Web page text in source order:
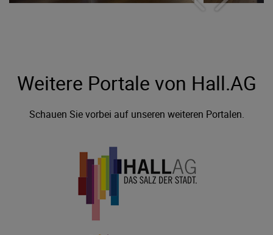
Weitere Portale von Hall.AG
Schauen Sie vorbei auf unseren weiteren Portalen.